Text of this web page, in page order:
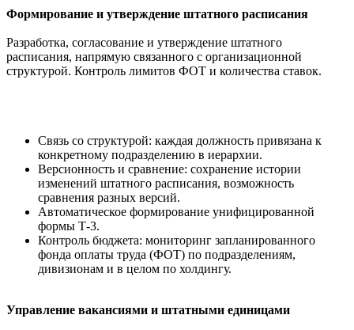
Формирование и утверждение штатного расписания
Разработка, согласование и утверждение штатного
расписания, напрямую связанного с организационной
структурой. Контроль лимитов ФОТ и количества ставок.
Связь со структурой: каждая должность привязана к
конкретному подразделению в иерархии.
Версионность и сравнение: сохранение истории
изменений штатного расписания, возможность
сравнения разных версий.
Автоматическое формирование унифицированной
формы Т-3.
Контроль бюджета: мониторинг запланированного
фонда оплаты труда (ФОТ) по подразделениям,
дивизионам и в целом по холдингу.
Управление вакансиями и штатными единицами